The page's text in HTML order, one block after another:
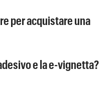
per acquistare una
e la e-vignetta?